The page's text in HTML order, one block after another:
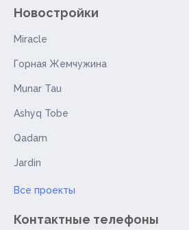
Новостройки
Miracle
Горная Жемчужина
Munar Tau
Ashyq Tobe
Qadam
Jardin
Все проекты
Контактные телефоны